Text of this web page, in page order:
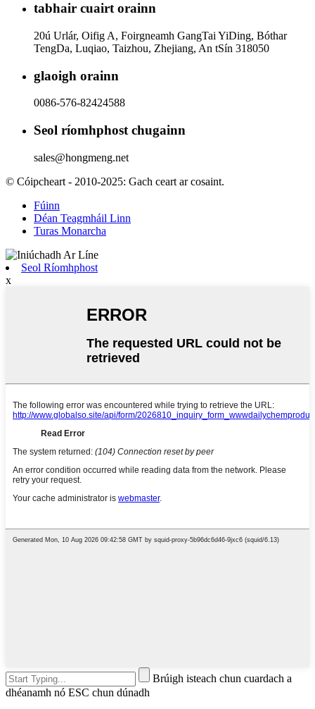
tabhair cuairt orainn
20ú Urlár, Oifig A, Foirgneamh GangTai YiDing, Bóthar
TengDa, Luqiao, Taizhou, Zhejiang, An tSín 318050
glaoigh orainn
0086-576-82424588
Seol ríomhphost chugainn
sales@hongmeng.net
© Cóipcheart - 2010-2025: Gach ceart ar cosaint.
Fúinn
Déan Teagmháil Linn
Turas Monarcha
Seol Ríomhphost
x
Brúigh isteach chun cuardach a
dhéanamh nó ESC chun dúnadh